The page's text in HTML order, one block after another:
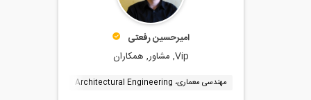
امیرحسین رفعتی
Vip, مشاور, همکاران
مهندسی معماری، Architectural Engineering